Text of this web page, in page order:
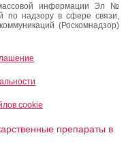
массовой информации Эл №
по надзору в сфере связи,
(Роскомнадзор)
cookie
препараты в